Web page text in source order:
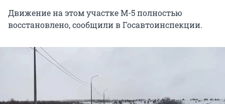
Движение на этом участке М-5 полностью
восстановлено, сообщили в Госавтоинспекции.